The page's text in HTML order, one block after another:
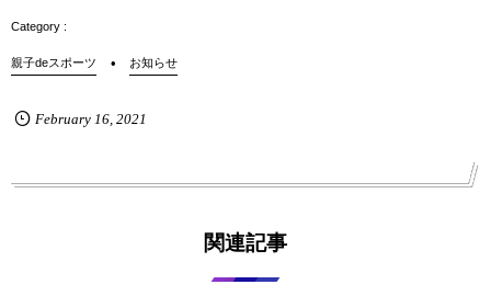
親子deスポーツ お知らせ
February 16, 2021
関連記事